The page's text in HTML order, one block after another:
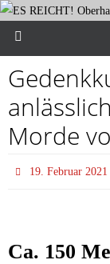
Mor­de
19. Februar 2021
Ca. 150